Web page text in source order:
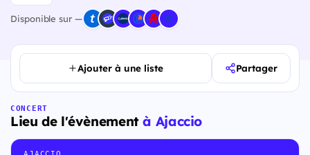
Disponible sur —
Ajouter à une liste Partager
CONCERT
Lieu de l'évènementà Ajaccio